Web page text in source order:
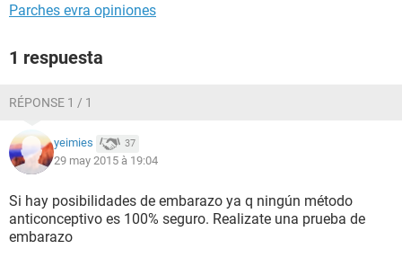
Parches evra opiniones
1 respuesta
RÉPONSE 1 / 1
yeimies 37
29 may 2015 à 19:04
Si hay posibilidades de embarazo ya q ningún método
anticonceptivo es 100% seguro. Realizate una prueba de
embarazo